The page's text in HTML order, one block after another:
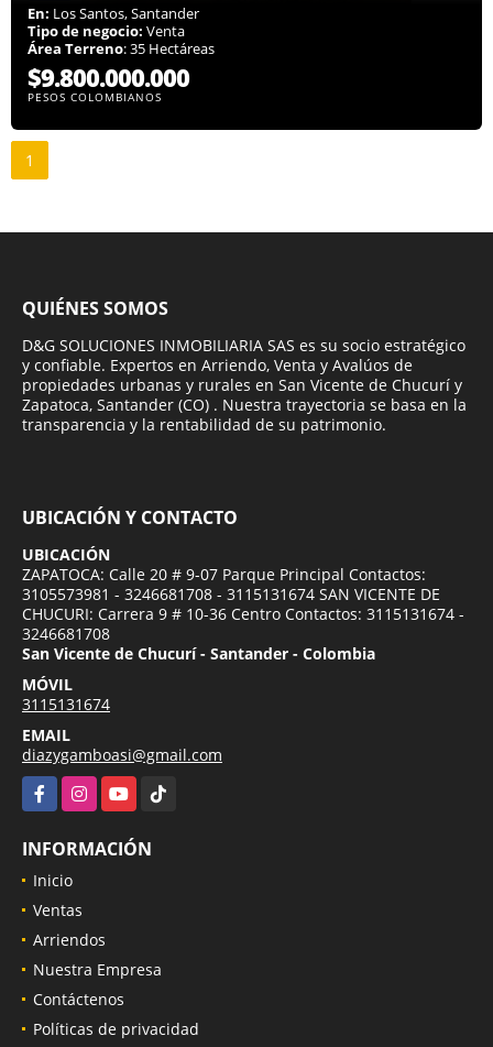
En: Los Santos, Santander
Tipo de negocio: Venta
Área Terreno: 35 Hectáreas
$9.800.000.000
PESOS COLOMBIANOS
1
QUIÉNES SOMOS
D&G SOLUCIONES INMOBILIARIA SAS es su socio estratégico
y confiable. Expertos en Arriendo, Venta y Avalúos de
propiedades urbanas y rurales en San Vicente de Chucurí y
Zapatoca, Santander (CO) . Nuestra trayectoria se basa en la
transparencia y la rentabilidad de su patrimonio.
UBICACIÓN Y CONTACTO
UBICACIÓN
ZAPATOCA: Calle 20 # 9-07 Parque Principal Contactos:
3105573981 - 3246681708 - 3115131674 SAN VICENTE DE
CHUCURI: Carrera 9 # 10-36 Centro Contactos: 3115131674 -
3246681708
San Vicente de Chucurí - Santander - Colombia
MÓVIL
3115131674
EMAIL
diazygamboasi@gmail.com
FacebookInstagramYouTubeTikTok
INFORMACIÓN
Inicio
Ventas
Arriendos
Nuestra Empresa
Contáctenos
Políticas de privacidad